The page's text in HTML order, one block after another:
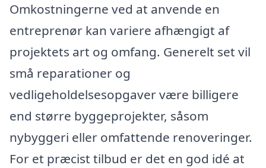
Omkostningerne ved at anvende en
entreprenør kan variere afhængigt af
projektets art og omfang. Generelt set vil
små reparationer og
vedligeholdelsesopgaver være billigere
end større byggeprojekter, såsom
nybyggeri eller omfattende renoveringer.
For et præcist tilbud er det en god idé at